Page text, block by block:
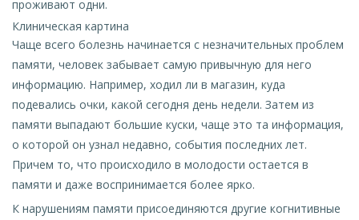
проживают одни.
Клиническая картина
Чаще всего болезнь начинается с незначительных проблем
памяти, человек забывает самую привычную для него
информацию. Например, ходил ли в магазин, куда
подевались очки, какой сегодня день недели. Затем из
памяти выпадают большие куски, чаще это та информация,
о которой он узнал недавно, события последних лет.
Причем то, что происходило в молодости остается в
памяти и даже воспринимается более ярко.
К нарушениям памяти присоединяются другие когнитивные